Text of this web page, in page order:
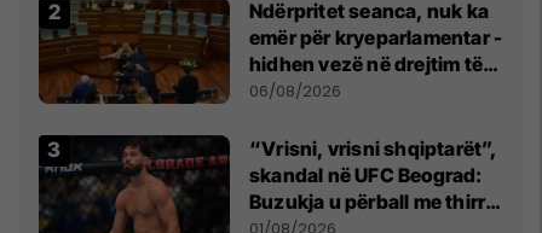
Ndërpritet seanca, nuk ka
emër për kryeparlamentar -
hidhen vezë në drejtim të
Kurtit
06/08/2026
“Vrisni, vrisni shqiptarët”,
skandal në UFC Beograd:
Buzukja u përball me thirrje
anti-shqiptare nga